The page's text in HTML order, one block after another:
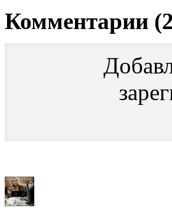
Комментарии